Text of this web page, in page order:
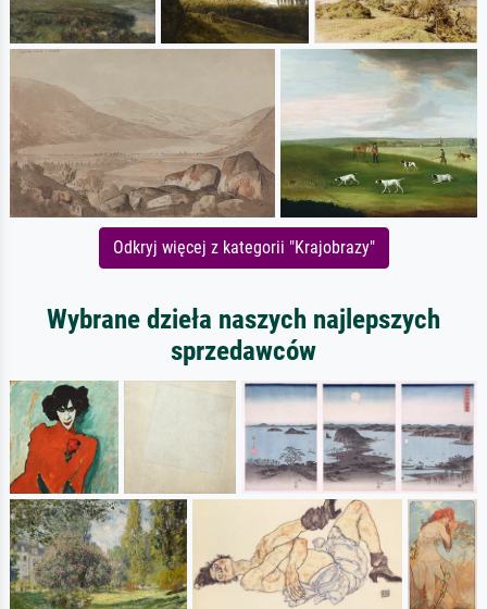
Odkryj więcej z kategorii "Krajobrazy"
Wybrane dzieła naszych najlepszych
sprzedawców